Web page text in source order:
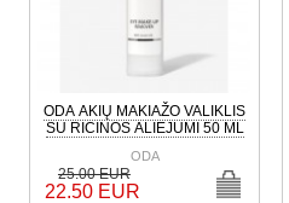
ODA AKIŲ MAKIAŽO VALIKLIS
SU RICINOS ALIEJUMI 50 ML
ODA
25.00 EUR
22.50 EUR